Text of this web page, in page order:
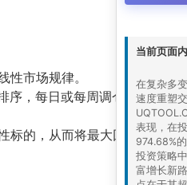
市场规律。
序，每日或每周调仓，确保资
的，从而将最大回撤控制在
当前页面
在复杂多
速度重塑
表现，在
974.68%
投资策略
富增长新